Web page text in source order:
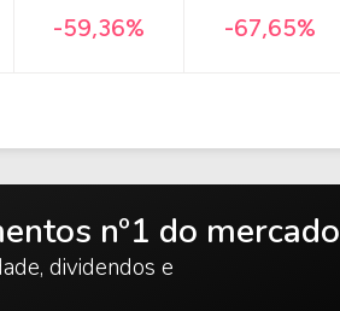
-59,36% -67,65%
nº1 do mercado
dividendos e